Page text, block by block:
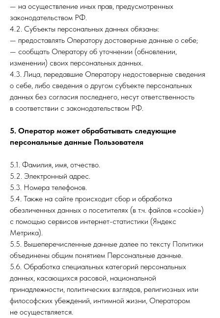
— на осуществление иных прав, предусмотренных
законодательством РФ.
4.2. Субъекты персональных данных обязаны:
— предоставлять Оператору достоверные данные о себе;
— сообщать Оператору об уточнении (обновлении,
изменении) своих персональных данных.
4.3. Лица, передавшие Оператору недостоверные сведения
о себе, либо сведения о другом субъекте персональных
данных без согласия последнего, несут ответственность
в соответствии с законодательством РФ.
5. Оператор может обрабатывать следующие
персональные данные Пользователя
5.1. Фамилия, имя, отчество.
5.2. Электронный адрес.
5.3. Номера телефонов.
5.4. Также на сайте происходит сбор и обработка
обезличенных данных о посетителях (в т.ч. файлов «cookie»)
с помощью сервисов интернет-статистики (Яндекс
Метрика).
5.5. Вышеперечисленные данные далее по тексту Политики
объединены общим понятием Персональные данные.
5.6. Обработка специальных категорий персональных
данных, касающихся расовой, национальной
принадлежности, политических взглядов, религиозных или
философских убеждений, интимной жизни, Оператором
не осуществляется.